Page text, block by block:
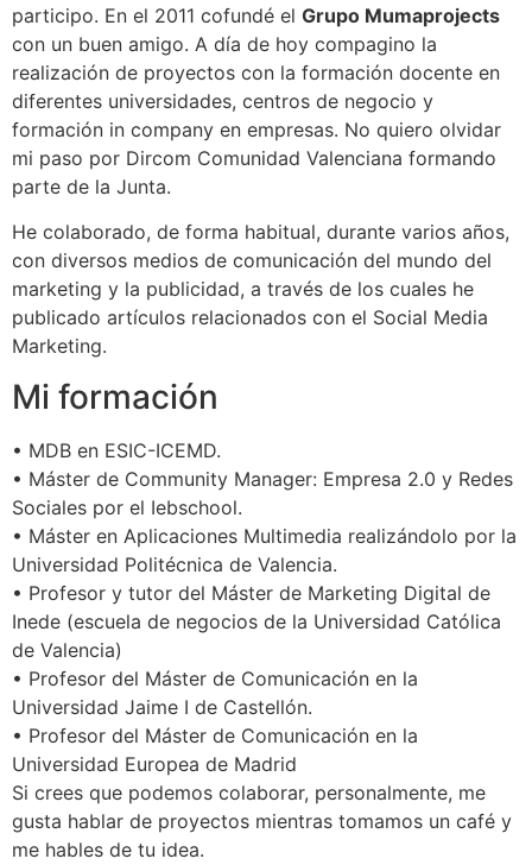
participo. En el 2011 cofundé el Grupo Mumaprojects
con un buen amigo. A día de hoy compagino la
realización de proyectos con la formación docente en
diferentes universidades, centros de negocio y
formación in company en empresas. No quiero olvidar
mi paso por Dircom Comunidad Valenciana formando
parte de la Junta.
He colaborado, de forma habitual, durante varios años,
con diversos medios de comunicación del mundo del
marketing y la publicidad, a través de los cuales he
publicado artículos relacionados con el Social Media
Marketing.
Mi formación
• MDB en ESIC-ICEMD.
• Máster de Community Manager: Empresa 2.0 y Redes
Sociales por el Iebschool.
• Máster en Aplicaciones Multimedia realizándolo por la
Universidad Politécnica de Valencia.
• Profesor y tutor del Máster de Marketing Digital de
Inede (escuela de negocios de la Universidad Católica
de Valencia)
• Profesor del Máster de Comunicación en la
Universidad Jaime I de Castellón.
• Profesor del Máster de Comunicación en la
Universidad Europea de Madrid
Si crees que podemos colaborar, personalmente, me
gusta hablar de proyectos mientras tomamos un café y
me hables de tu idea.